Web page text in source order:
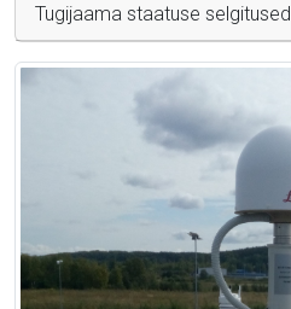
Tugijaama staatuse selgitused